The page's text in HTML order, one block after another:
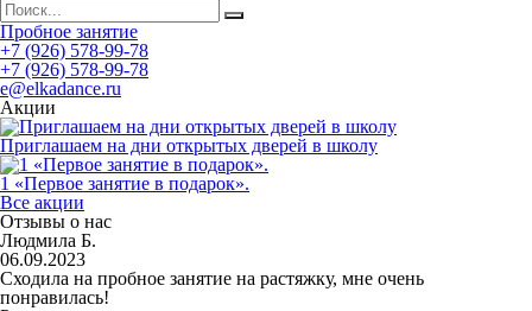
Пробное занятие
+7 (926) 578-99-78
+7 (926) 578-99-78
e@elkadance.ru
Акции
Приглашаем на дни открытых дверей в школу
1 «Первое занятие в подарок».
Все акции
Отзывы о нас
Людмила Б.
06.09.2023
Сходила на пробное занятие на растяжку, мне очень
понравилась!